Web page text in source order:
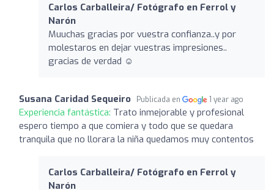
Carlos Carballeira/ Fotógrafo en Ferrol y
Narón
Muuchas gracias por vuestra confianza..y por
molestaros en dejar vuestras impresiones..
gracias de verdad ☺️
Susana Caridad Sequeiro Publicada en 1 year ago
Experiencia fantástica: Trato inmejorable y profesional
espero tiempo a que comiera y todo que se quedara
tranquila que no llorara la niña quedamos muy contentos
Carlos Carballeira/ Fotógrafo en Ferrol y
Narón